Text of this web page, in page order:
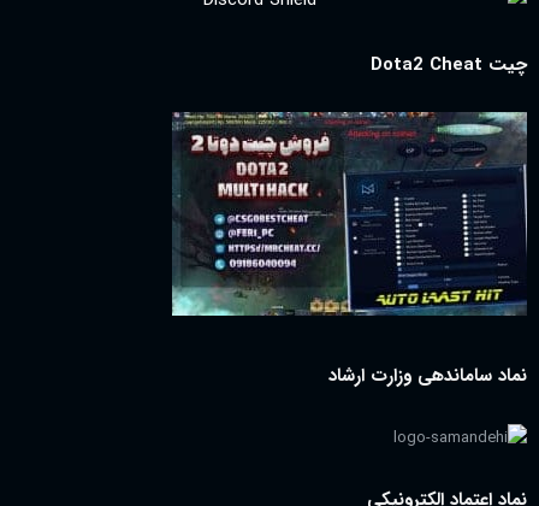
چیت Dota2 Cheat
نماد ساماندهی وزارت ارشاد
نماد اعتماد الکترونیکی